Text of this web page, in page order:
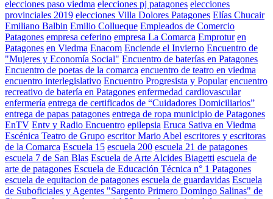
elecciones paso viedma elecciones pj patagones elecciones
provinciales 2019 elecciones Villa Dolores Patagones Elías Chucair
Emiliano Balbin Emilio Collueque Empleados de Comercio
Patagones empresa ceferino empresa La Comarca Emprotur en
Patagones en Viedma Enacom Enciende el Invierno Encuentro de
"Mujeres y Economía Social" Encuentro de baterías en Patagones
Encuentro de poetas de la comarca encuentro de teatro en viedma
encuentro interlegislativo Encuentro Progresista y Popular encuentro
recreativo de batería en Patagones enfermedad cardiovascular
enfermería entrega de certificados de “Cuidadores Domiciliarios”
entrega de papas patagones entrega de ropa municipio de Patagones
EnTV Entv y Radio Encuentro epilepsia Eruca Sativa en Viedma
Escénica Teatro de Grupo escritor Mario Abel escritores y escritoras
de la Comarca Escuela 15 escuela 200 escuela 21 de patagones
escuela 7 de San Blas Escuela de Arte Alcides Biagetti escuela de
arte de patagones Escuela de Educación Técnica n° 1 Patagones
escuela de equitacion de patagones escuela de guardavidas Escuela
de Suboficiales y Agentes "Sargento Primero Domingo Salinas" de